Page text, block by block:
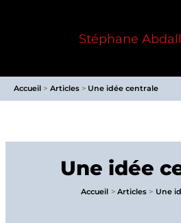
Stéphane
Accueil Articles Une idée centrale
Une idée
Accueil Articles Une